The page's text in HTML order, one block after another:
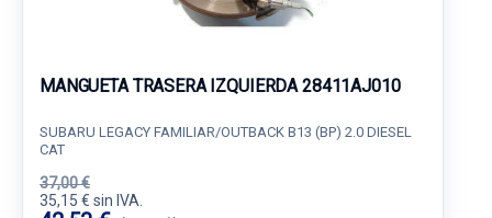
MANGUETA TRASERA IZQUIERDA 28411AJ010
SUBARU LEGACY FAMILIAR/OUTBACK B13 (BP) 2.0 DIESEL
CAT
37,00 €
35,15 € sin IVA.